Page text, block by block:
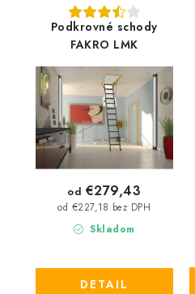
Podkrovné schody
FAKRO LMK
Skladom
od €227,18 bez DPH
od €279,43
DETAIL